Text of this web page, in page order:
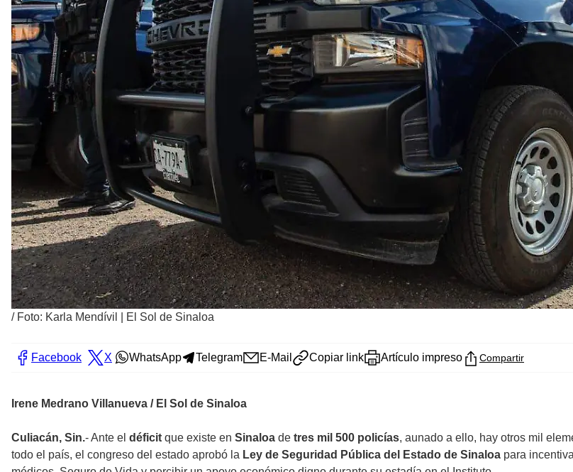
/ Foto: Karla Mendívil | El Sol de Sinaloa
Facebook X WhatsApp Telegram E-Mail Copiar link Artículo impreso Compartir
Irene Medrano Villanueva / El Sol de Sinaloa
Culiacán, Sin.- Ante el déficit que existe en Sinaloa de tres mil 500 policías, aunado a ello, hay otros mil
todo el país, el congreso del estado aprobó la Ley de Seguridad Pública del Estado de Sinaloa para